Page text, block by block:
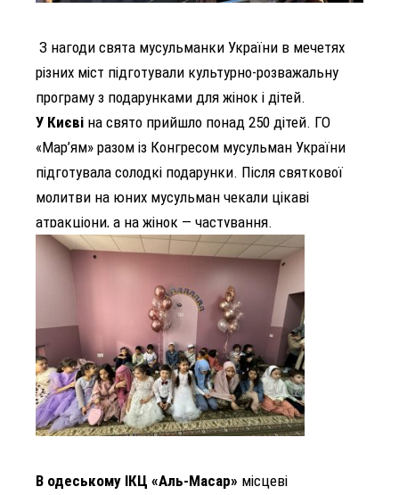
З нагоди свята мусульманки України в мечетях
різних міст підготували культурно-розважальну
програму з подарунками для жінок і дітей.
У Києві на свято прийшло понад 250 дітей. ГО
«Мар’ям» разом із Конгресом мусульман України
підготувала солодкі подарунки. Після святкової
молитви на юних мусульман чекали цікаві
атракціони, а на жінок — частування.
В одеському ІКЦ «Аль-Масар» місцеві